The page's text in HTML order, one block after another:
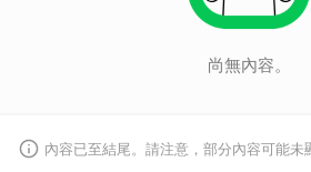
尚無內容。
內容已至結尾。請注意，部分內容可能未